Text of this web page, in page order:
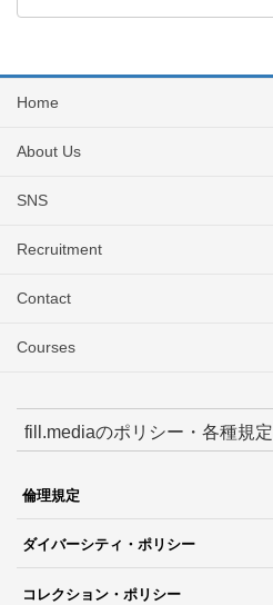
Home
About Us
SNS
Recruitment
Contact
Courses
fill.mediaのポリシー・各種規定
倫理規定
ダイバーシティ・ポリシー
コレクション・ポリシー